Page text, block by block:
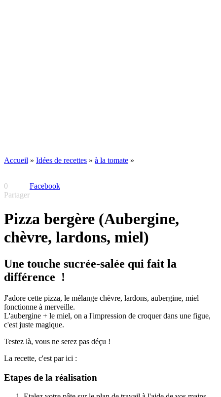
Accueil » Idées de recettes » à la tomate »
0
Partager
Facebook
Pizza bergère (Aubergine,
chèvre, lardons, miel)
Une touche sucrée-salée qui fait la
différence !
J'adore cette pizza, le mélange chèvre, lardons, aubergine, miel
fonctionne à merveille.
L'aubergine + le miel, on a l'impression de croquer dans une figue,
c'est juste magique.
Testez là, vous ne serez pas déçu !
La recette, c'est par ici :
Etapes de la réalisation